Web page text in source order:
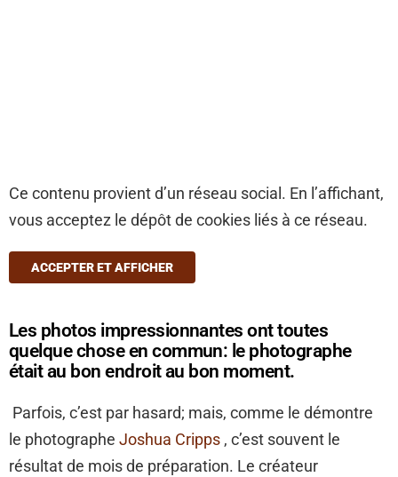
Ce contenu provient d’un réseau social. En l’affichant,
vous acceptez le dépôt de cookies liés à ce réseau.
ACCEPTER ET AFFICHER
Les photos impressionnantes ont toutes
quelque chose en commun: le photographe
était au bon endroit au bon moment.
Parfois, c’est par hasard; mais, comme le démontre
le photographe Joshua Cripps , c’est souvent le
résultat de mois de préparation. Le créateur